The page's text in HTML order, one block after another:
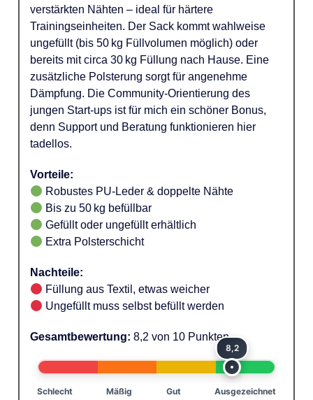
verstärkten Nähten – ideal für härtere
Trainingseinheiten. Der Sack kommt wahlweise
ungefüllt (bis 50 kg Füllvolumen möglich) oder
bereits mit circa 30 kg Füllung nach Hause. Eine
zusätzliche Polsterung sorgt für angenehme
Dämpfung. Die Community-Orientierung des
jungen Start-ups ist für mich ein schöner Bonus,
denn Support und Beratung funktionieren hier
tadellos.
Vorteile:
Robustes PU-Leder & doppelte Nähte
Bis zu 50 kg befüllbar
Gefüllt oder ungefüllt erhältlich
Extra Polsterschicht
Nachteile:
Füllung aus Textil, etwas weicher
Ungefüllt muss selbst befüllt werden
Gesamtbewertung: 8,2 von 10 Punkten
8,2
Schlecht Mäßig Gut Ausgezeichnet